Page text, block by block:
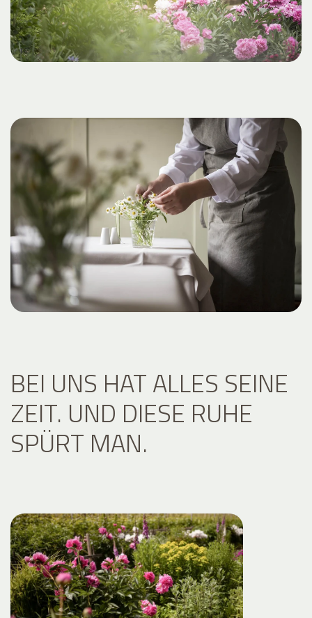
BEI UNS HAT ALLES SEINE
ZEIT. UND DIESE RUHE
SPÜRT MAN.